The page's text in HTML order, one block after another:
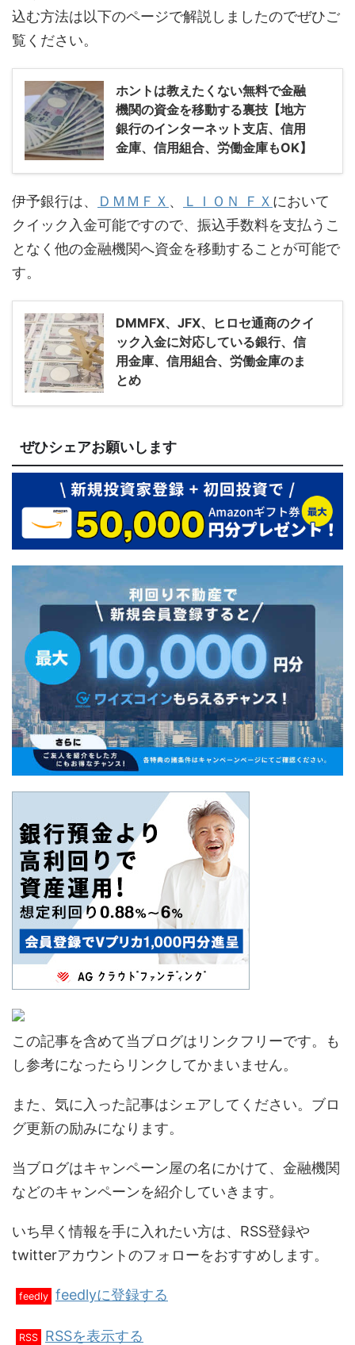
込む方法は以下のページで解説しましたのでぜひご
覧ください。
ホントは教えたくない無料で金融
機関の資金を移動する裏技【地方
銀行のインターネット支店、信用
金庫、信用組合、労働金庫もOK】
伊予銀行は、 ＤＭＭＦＸ 、 ＬＩＯＮ ＦＸ において
クイック入金可能ですので、振込手数料を支払うこ
となく他の金融機関へ資金を移動することが可能で
す。
DMMFX、JFX、ヒロセ通商のクイ
ック入金に対応している銀行、信
用金庫、信用組合、労働金庫のま
とめ
ぜひシェアお願いします
この記事を含めて当ブログはリンクフリーです。も
し参考になったらリンクしてかまいません。
また、気に入った記事はシェアしてください。ブロ
グ更新の励みになります。
当ブログはキャンペーン屋の名にかけて、金融機関
などのキャンペーンを紹介していきます。
いち早く情報を手に入れたい方は、RSS登録や
twitterアカウントのフォローをおすすめします。
feedly feedlyに登録する
RSS RSSを表示する